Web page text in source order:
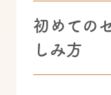
初めての
しみ方